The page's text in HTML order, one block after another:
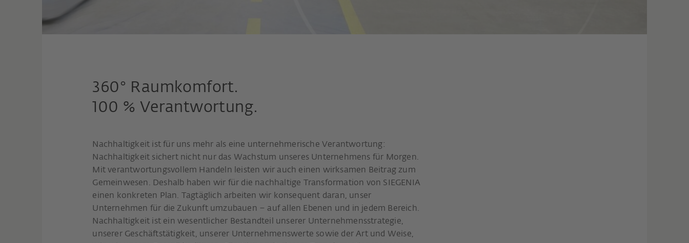
360° Raumkomfort.
100 % Verantwortung.
Nachhaltigkeit ist für uns mehr als eine unternehmerische Verantwortung:
Nachhaltigkeit sichert nicht nur das Wachstum unseres Unternehmens für Morgen.
Mit verantwortungsvollem Handeln leisten wir auch einen wirksamen Beitrag zum
Gemeinwesen. Deshalb haben wir für die nachhaltige Transformation von SIEGENIA
einen konkreten Plan. Tagtäglich arbeiten wir konsequent daran, unser
Unternehmen für die Zukunft umzubauen – auf allen Ebenen und in jedem Bereich.
Nachhaltigkeit ist ein wesentlicher Bestandteil unserer Unternehmensstrategie,
unserer Geschäftstätigkeit, unserer Unternehmenswerte sowie der Art und Weise,